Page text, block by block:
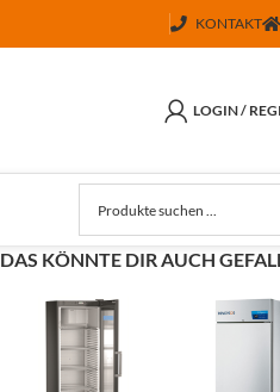
KONTAKT
LOGIN /
DAS KÖNNTE DIR AUCH